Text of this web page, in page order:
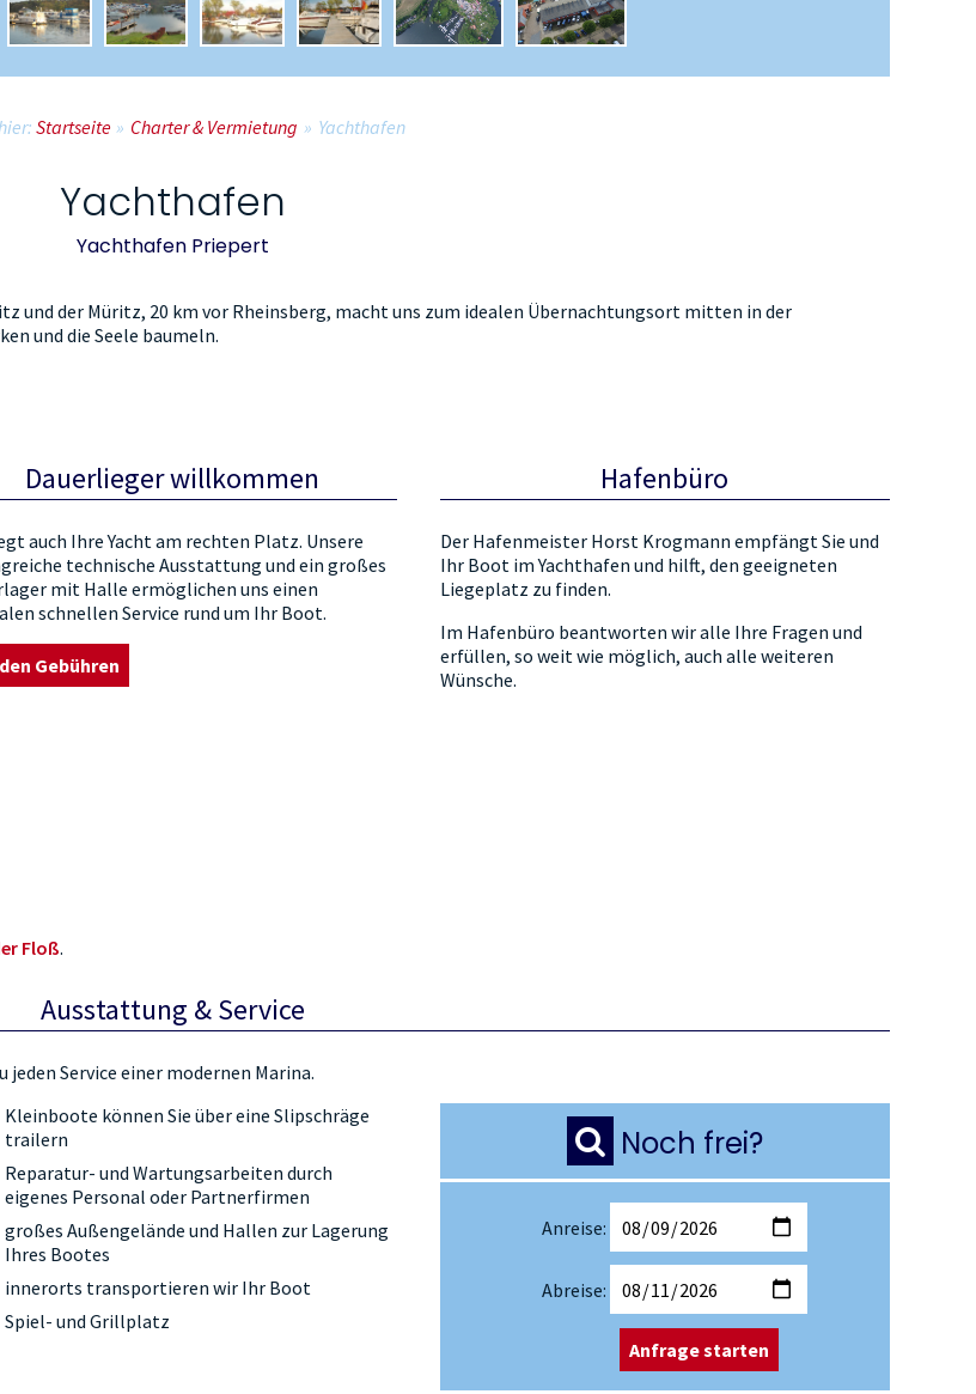
Startseite » Charter & Vermietung » Yachthafen
Yachthafen
Yachthafen Priepert
und der Müritz, 20 km vor Rheinsberg, macht uns zum idealen Übernachtungsort mitten in der
und die Seele baumeln.
Dauerlieger willkommen
auch Ihre Yacht am rechten Platz. Unsere
technische Ausstattung und ein großes
mit Halle ermöglichen uns einen
schnellen Service rund um Ihr Boot.
Gebühren
Hafenbüro
Der Hafenmeister Horst Krogmann empfängt Sie und
Ihr Boot im Yachthafen und hilft, den geeigneten
Liegeplatz zu finden.
Im Hafenbüro beantworten wir alle Ihre Fragen und
erfüllen, so weit wie möglich, auch alle weiteren
Wünsche.
Floß.
Ausstattung & Service
Service einer modernen Marina.
Kleinboote können Sie über eine Slipschräge
trailern
Reparatur- und Wartungsarbeiten durch
eigenes Personal oder Partnerfirmen
großes Außengelände und Hallen zur Lagerung
Ihres Bootes
innerorts transportieren wir Ihr Boot
Spiel- und Grillplatz
Noch frei?
Anreise:
Abreise:
Anfrage starten